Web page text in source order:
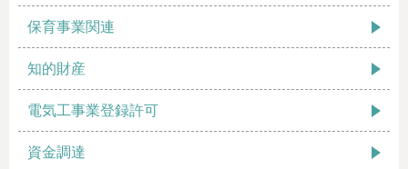
保育事業関連
知的財産
電気工事業登録許可
資金調達